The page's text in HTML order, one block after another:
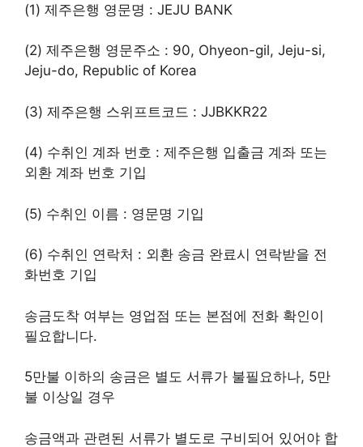
(1) 제주은행 영문명 : JEJU BANK
(2) 제주은행 영문주소 : 90, Ohyeon-gil, Jeju-si,
Jeju-do, Republic of Korea
(3) 제주은행 스위프트코드 : JJBKKR22
(4) 수취인 계좌 번호 : 제주은행 입출금 계좌 또는
외환 계좌 번호 기입
(5) 수취인 이름 : 영문명 기입
(6) 수취인 연락처 : 외환 송금 완료시 연락받을 전
화번호 기입
송금도착 여부는 영업점 또는 본점에 전화 확인이
필요합니다.
5만불 이하의 송금은 별도 서류가 불필요하나, 5만
불 이상일 경우
송금액과 관련된 서류가 별도로 구비되어 있어야 합